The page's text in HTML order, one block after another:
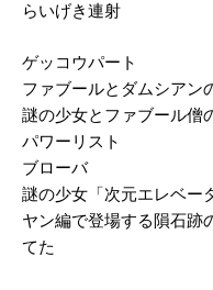
らいげき連射
ゲッコウパート
ファブールとダムシアン
謎の少女とファブール僧
パワーリスト
ブローバ
謎の少女「次元エレベー
ヤン編で登場する隕石跡
てた